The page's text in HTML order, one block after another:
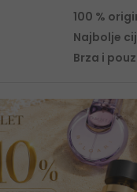
100 %
Najbolje
Brza i